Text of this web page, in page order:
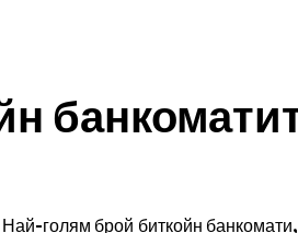
голям брой биткойн